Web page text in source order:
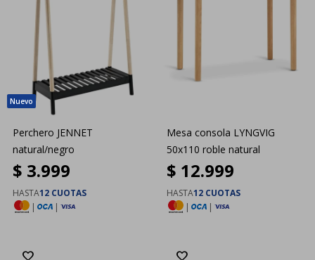
Perchero JENNET
natural/negro
$ 3.999
HASTA12 CUOTAS
|
|
Mesa consola LYNGVIG
50x110 roble natural
$ 12.999
HASTA12 CUOTAS
|
|